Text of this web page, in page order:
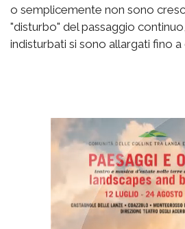
o semplicemente non sono
"disturbo" del passaggio
indisturbati si sono allargati fino